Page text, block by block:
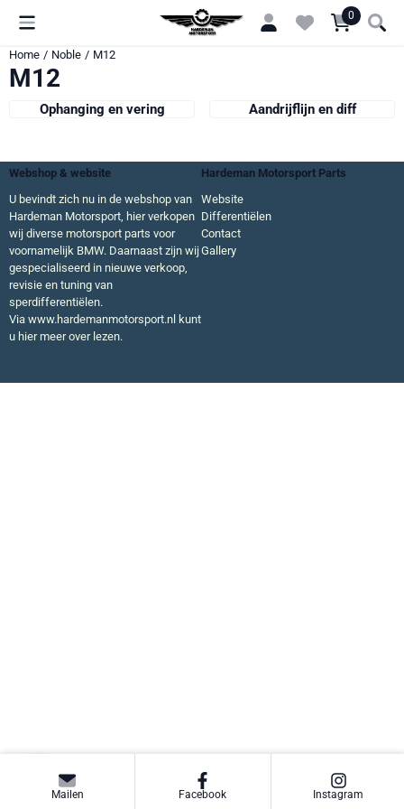
Cookievoorkeuren zijn momenteel gesloten. 0
Home / Noble / M12
M12
Ophanging en vering Aandrijflijn en diff
Webshop & website
Hardeman Motorsport Parts
U bevindt zich nu in de webshop van
Hardeman Motorsport, hier verkopen
wij diverse motorsport parts voor
voornamelijk BMW. Daarnaast zijn wij
gespecialiseerd in nieuwe verkoop,
revisie en tuning van
sperdifferentiëlen.
Via www.hardemanmotorsport.nl kunt
u hier meer over lezen.
Website
Differentiëlen
Contact
Gallery
Mailen Facebook Instagram